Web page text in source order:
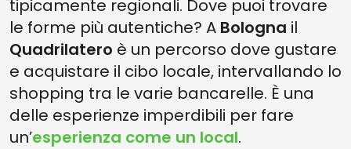
tipicamente regionali. Dove puoi trovare
le forme più autentiche? A Bologna il
Quadrilatero è un percorso dove gustare
e acquistare il cibo locale, intervallando lo
shopping tra le varie bancarelle. È una
delle esperienze imperdibili per fare
un’esperienza come un local.